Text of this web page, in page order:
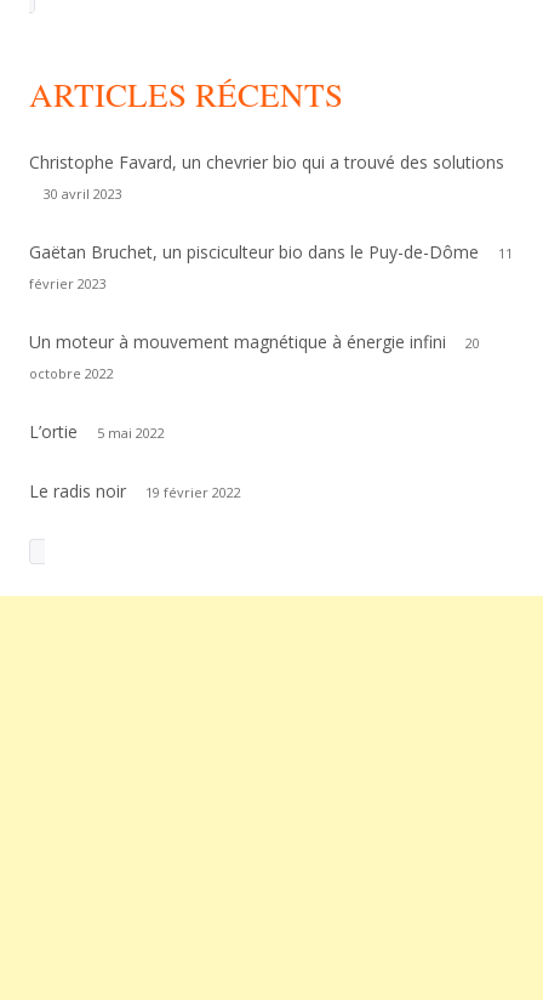
ARTICLES RÉCENTS
Christophe Favard, un chevrier bio qui a trouvé des solutions
30 avril 2023
Gaëtan Bruchet, un pisciculteur bio dans le Puy-de-Dôme
11
février 2023
Un moteur à mouvement magnétique à énergie infini
20
octobre 2022
L’ortie 5 mai 2022
Le radis noir 19 février 2022